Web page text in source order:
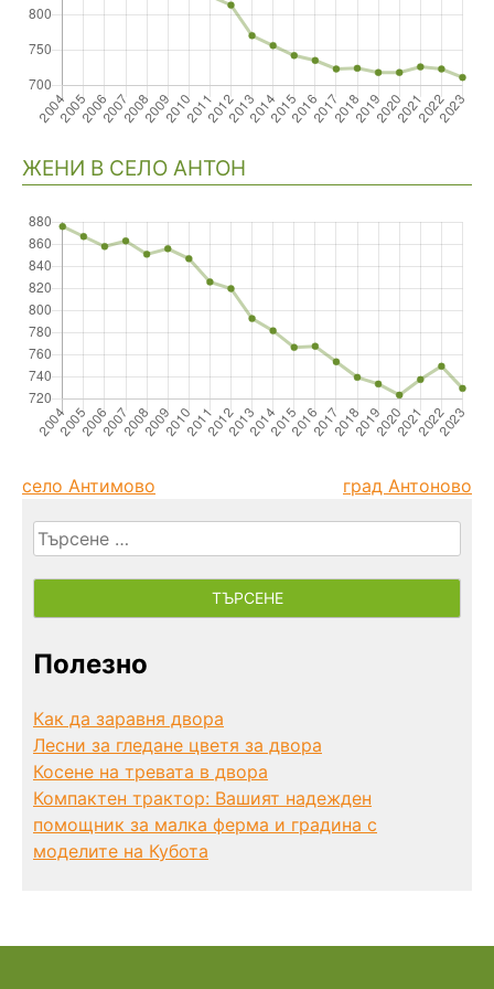
ЖЕНИ В СЕЛО АНТОН
село Антимово град Антоново
Търсене
за:
Полезно
Как да заравня двора
Лесни за гледане цветя за двора
Косене на тревата в двора
Компактен трактор: Вашият надежден
помощник за малка ферма и градина с
моделите на Кубота